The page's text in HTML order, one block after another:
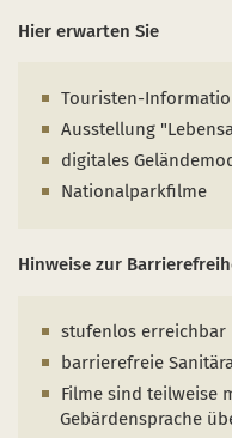
Absterbende
Schulen und Kitas
Sternenpark
Erlebnisregion
Kurzfilme
FAQ
neuen Fenster)
in einem neuen
sich in einem
Hier erwarten Sie
Touristen-
Ausstellung
digitales
Nationalparkfilme
Hinweise zur
stufenlos
barrierefreie
Filme sind teilweise
Gebärdensprache